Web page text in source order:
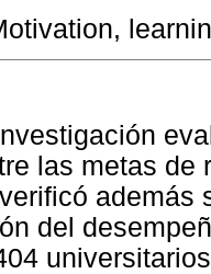
las metas de
además
del